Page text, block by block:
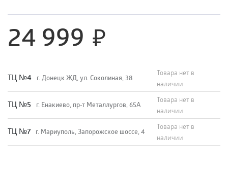
24 999
TЦ №4 г. Донецк ЖД, ул. Соколиная, 38
Товара нет в
наличии
TЦ №5 г. Енакиево, пр-т Металлургов, 65А
Товара нет в
наличии
ТЦ №7 г. Мариуполь, Запорожское шоссе, 4
Товара нет в
наличии